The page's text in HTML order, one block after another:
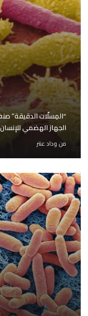
“المِسلّات الدقيقة”
الجهاز الهضمي للإنسان
من وداد عنتر